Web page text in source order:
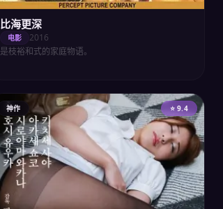
比海更深
电影
2016
是枝裕和式的家庭物语。
神作 ⭐ 9.4